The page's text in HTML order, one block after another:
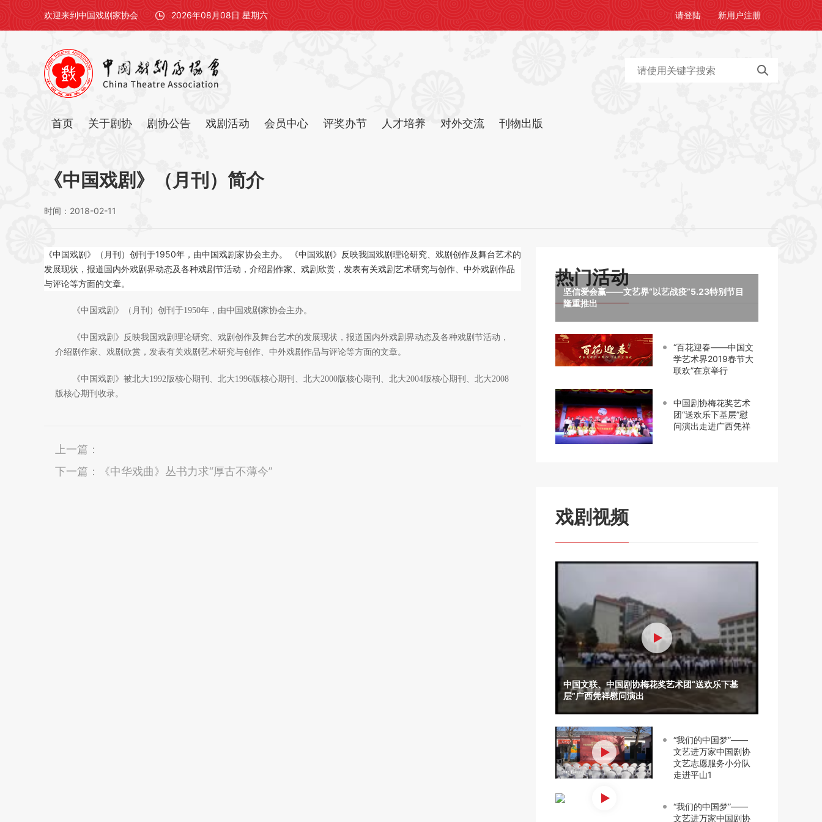
欢迎来到中国戏剧家协会 2026年08月08日 星期六 请登陆 新用户注册
首页 关于剧协 剧协公告 戏剧活动 会员中心 评奖办节 人才培养 对外交流 刊物出版
《中国戏剧》（月刊）简介
时间：2018-02-11
《中国戏剧》（月刊）创刊于1950年，由中国戏剧家协会主办。 《中国戏剧》反映我国戏剧理论研究、戏剧创作及舞台艺术的
发展现状，报道国内外戏剧界动态及各种戏剧节活动，介绍剧作家、戏剧欣赏，发表有关戏剧艺术研究与创作、中外戏剧作品
与评论等方面的文章。
《中国戏剧》（月刊）创刊于1950年，由中国戏剧家协会主办。
《中国戏剧》反映我国戏剧理论研究、戏剧创作及舞台艺术的发展现状，报道国内外戏剧界动态及各种戏剧节活动，
介绍剧作家、戏剧欣赏，发表有关戏剧艺术研究与创作、中外戏剧作品与评论等方面的文章。
《中国戏剧》被北大1992版核心期刊、北大1996版核心期刊、北大2000版核心期刊、北大2004版核心期刊、北大2008
版核心期刊收录。
上一篇：
下一篇：
《中华戏曲》丛书力求“厚古不薄今”
热门活动
坚信爱会赢——文艺界“以艺战疫”5.23特别节目
隆重推出
“百花迎春——中国文
学艺术界2019春节大
联欢”在京举行
中国剧协梅花奖艺术
团“送欢乐下基层”慰
问演出走进广西凭祥
戏剧视频
中国文联、中国剧协梅花奖艺术团“送欢乐下基
层”广西凭祥慰问演出
“我们的中国梦”——
文艺进万家中国剧协
文艺志愿服务小分队
走进平山1
“我们的中国梦”——
文艺进万家中国剧协